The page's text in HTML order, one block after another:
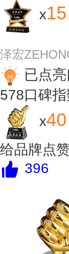
x15
泽宏
已点
578口碑
x40
给品牌点
396